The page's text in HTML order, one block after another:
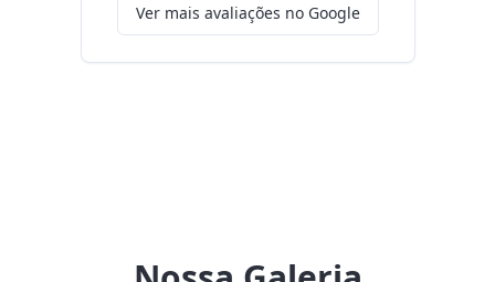
Ver mais avaliações no Google